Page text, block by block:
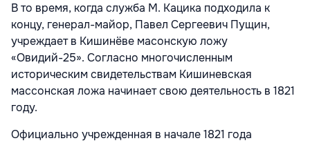
В то время, когда служба М. Кацика подходила к
концу, генерал-майор, Павел Сергеевич Пущин,
учреждает в Кишинёве масонскую ложу
«Овидий-25». Согласно многочисленным
историческим свидетельствам Кишиневская
массонская ложа начинает свою деятельность в 1821
году.
Официально учрежденная в начале 1821 года